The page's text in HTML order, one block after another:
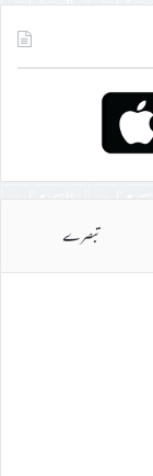
تبصرے